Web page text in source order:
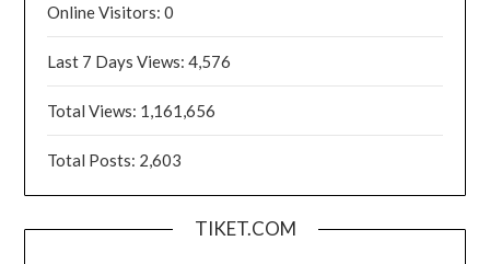
Online Visitors:0
Last 7 Days Views:4,576
Total Views: 1,161,656
Total Posts: 2,603
TIKET.COM